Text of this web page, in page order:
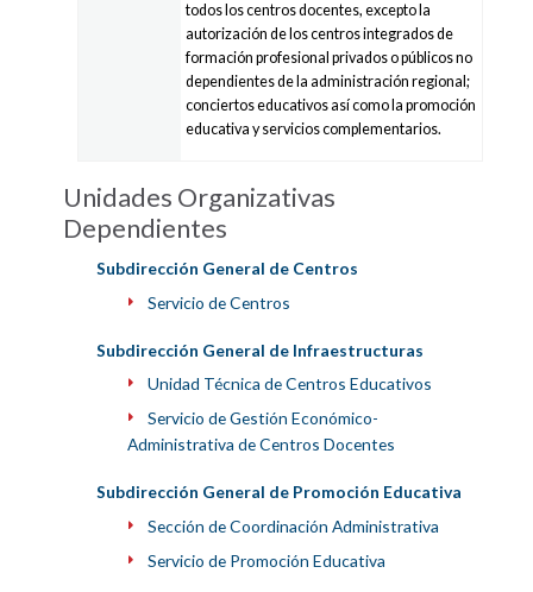
todos los centros docentes, excepto la
autorización de los centros integrados de
formación profesional privados o públicos no
dependientes de la administración regional;
conciertos educativos así como la promoción
educativa y servicios complementarios.
Unidades Organizativas
Dependientes
Subdirección General de Centros
Servicio de Centros
Subdirección General de Infraestructuras
Unidad Técnica de Centros Educativos
Servicio de Gestión Económico-
Administrativa de Centros Docentes
Subdirección General de Promoción Educativa
Sección de Coordinación Administrativa
Servicio de Promoción Educativa